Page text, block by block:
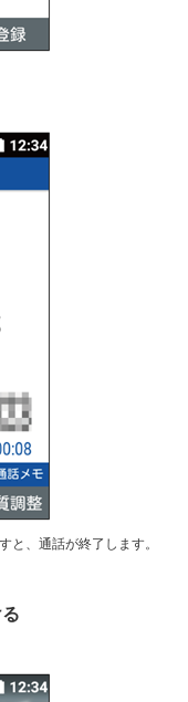
と、通話が終了します。